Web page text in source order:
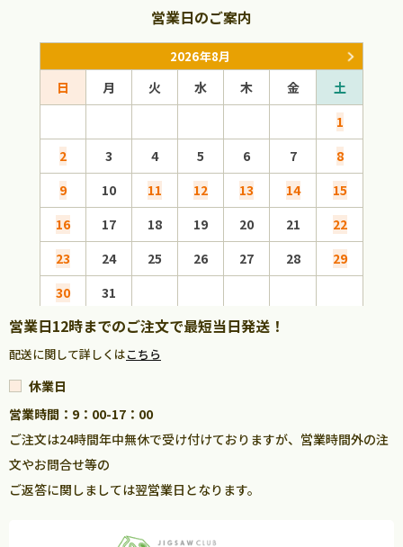
営業日のご案内
2026年8月
日 月 火 水 木 金
土
1
2
3 4 5 6 7
8
9
10 11 12 13 14
15
16
17 18 19 20 21
22
23
24 25 26 27 28
29
30
31
営業日12時までのご注文で最短当日発送！
配送に関して詳しくはこちら
休業日
営業時間：9：00-17：00
ご注文は24時間年中無休で受け付けておりますが、営業時間外の注
文やお問合せ等の
ご返答に関しましては翌営業日となります。